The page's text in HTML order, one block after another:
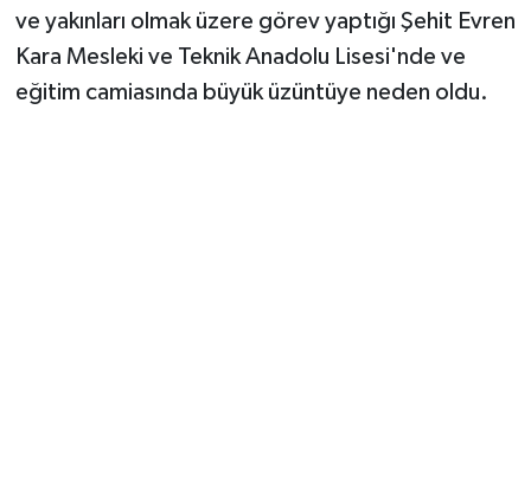
ve yakınları olmak üzere görev yaptığı Şehit Evren
Kara Mesleki ve Teknik Anadolu Lisesi'nde ve
eğitim camiasında büyük üzüntüye neden oldu.